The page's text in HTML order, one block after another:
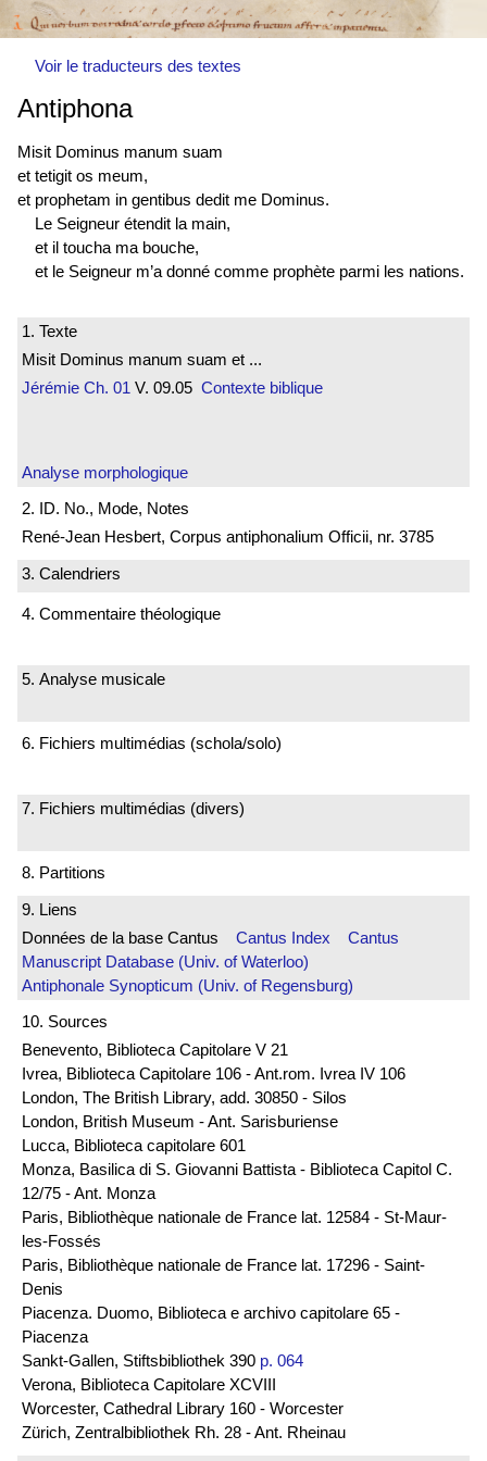
Voir le traducteurs des textes
Antiphona
Misit Dominus manum suam
et tetigit os meum,
et prophetam in gentibus dedit me Dominus.
Le Seigneur étendit la main,
et il toucha ma bouche,
et le Seigneur m’a donné comme prophète parmi les nations.
1. Texte
Misit Dominus manum suam et ...
Jérémie Ch. 01 V. 09.05 Contexte biblique
Analyse morphologique
2. ID. No., Mode, Notes
René-Jean Hesbert, Corpus antiphonalium Officii, nr. 3785
3. Calendriers
4. Commentaire théologique
5. Analyse musicale
6. Fichiers multimédias (schola/solo)
7. Fichiers multimédias (divers)
8. Partitions
9. Liens
Données de la base Cantus Cantus Index
Cantus
Manuscript Database (Univ. of Waterloo)
Antiphonale Synopticum (Univ. of Regensburg)
10. Sources
Benevento, Biblioteca Capitolare V 21
Ivrea, Biblioteca Capitolare 106 - Ant.rom. Ivrea IV 106
London, The British Library, add. 30850 - Silos
London, British Museum - Ant. Sarisburiense
Lucca, Biblioteca capitolare 601
Monza, Basilica di S. Giovanni Battista - Biblioteca Capitol C.
12/75 - Ant. Monza
Paris, Bibliothèque nationale de France lat. 12584 - St-Maur-
les-Fossés
Paris, Bibliothèque nationale de France lat. 17296 - Saint-
Denis
Piacenza. Duomo, Biblioteca e archivo capitolare 65 -
Piacenza
Sankt-Gallen, Stiftsbibliothek 390 p. 064
Verona, Biblioteca Capitolare XCVIII
Worcester, Cathedral Library 160 - Worcester
Zürich, Zentralbibliothek Rh. 28 - Ant. Rheinau